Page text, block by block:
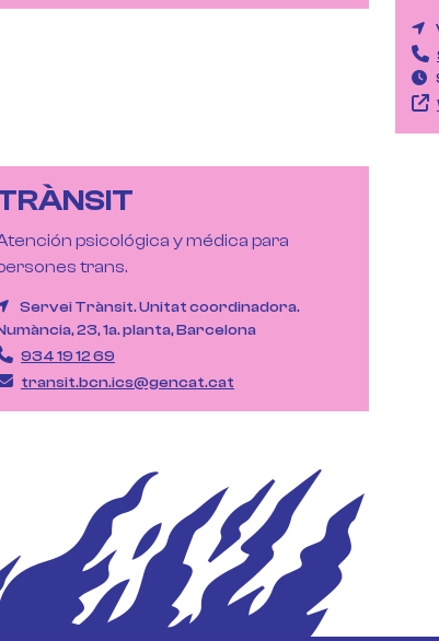
psicológica y médica para
trans.
Servei Trànsit. Unitat coordinadora.
23, 1a. planta, Barcelona
934 19 12 69
transit.bcn.ics@gencat.cat